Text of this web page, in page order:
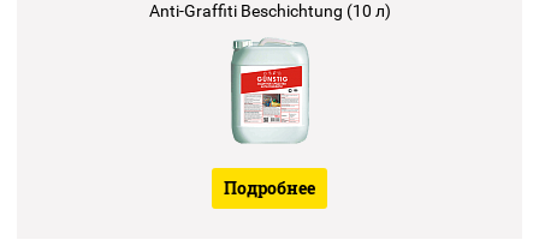
Anti-Graffiti Beschichtung (10 л)
Подробнее